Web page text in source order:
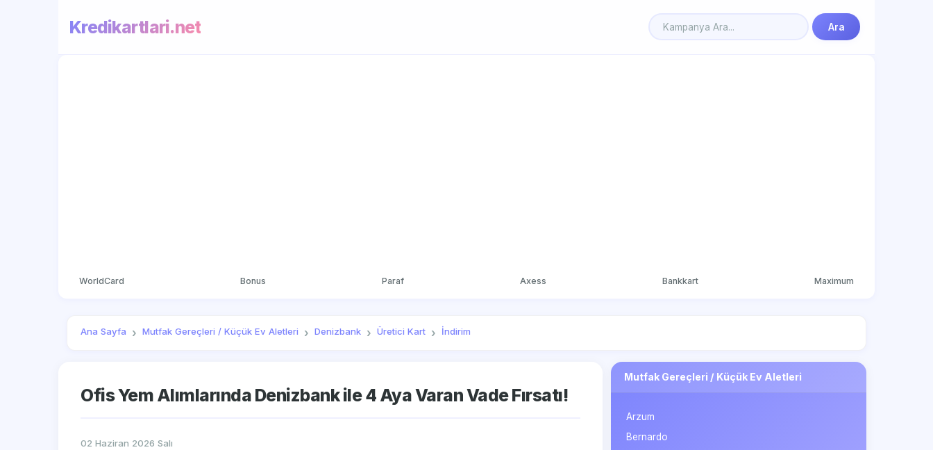
Kredikartlari.net Ara
WorldCard Bonus Paraf Axess Bankkart Maximum
Ana Sayfa Mutfak Gereçleri / Küçük Ev Aletleri Denizbank Üretici Kart İndirim
Ofis Yem Alımlarında Denizbank ile 4 Aya Varan Vade Fırsatı!
02 Haziran 2026 Salı
Mutfak Gereçleri / Küçük Ev Aletleri
Arzum
Bernardo